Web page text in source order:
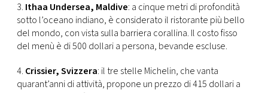
3. Ithaa Undersea, Maldive: a cinque metri di profondità
sotto l’oceano indiano, è considerato il ristorante più bello
del mondo, con vista sulla barriera corallina. Il costo fisso
del menù è di 500 dollari a persona, bevande escluse.
4. Crissier, Svizzera: il tre stelle Michelin, che vanta
quarant’anni di attività, propone un prezzo di 415 dollari a